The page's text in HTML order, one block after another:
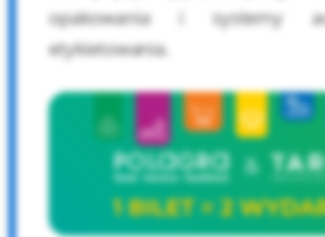
opakowania i systemy
etykietowania.